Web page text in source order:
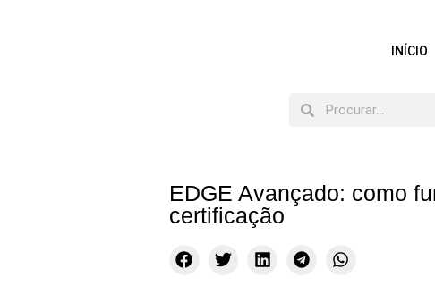
INÍCIO
EDGE Avançado: como
certificação